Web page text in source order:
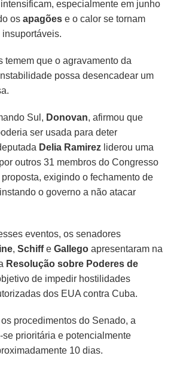
especialmente em junho
osapagões e o calor se tornam
temem que o agravamento da
possa desencadear um
Sul, Donovan, afirmou que
ser usada para deter
Delia Ramirez liderou uma
outros 31 membros do Congresso
exigindo o fechamento de
o governo a não atacar
eventos, os senadores
,SchiffeGallego apresentaram na
Resolução sobre Poderes de
de impedir hostilidades
dos EUA contra Cuba.
procedimentos do Senado, a
se prioritária e potencialmente
10 dias.